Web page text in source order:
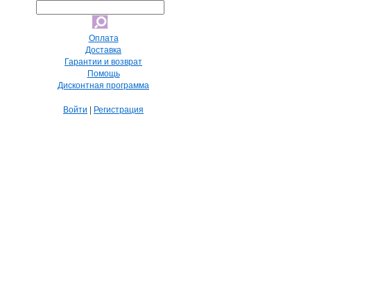
Оплата
Доставка
Гарантии и возврат
Помощь
Дисконтная программа
Войти | Регистрация